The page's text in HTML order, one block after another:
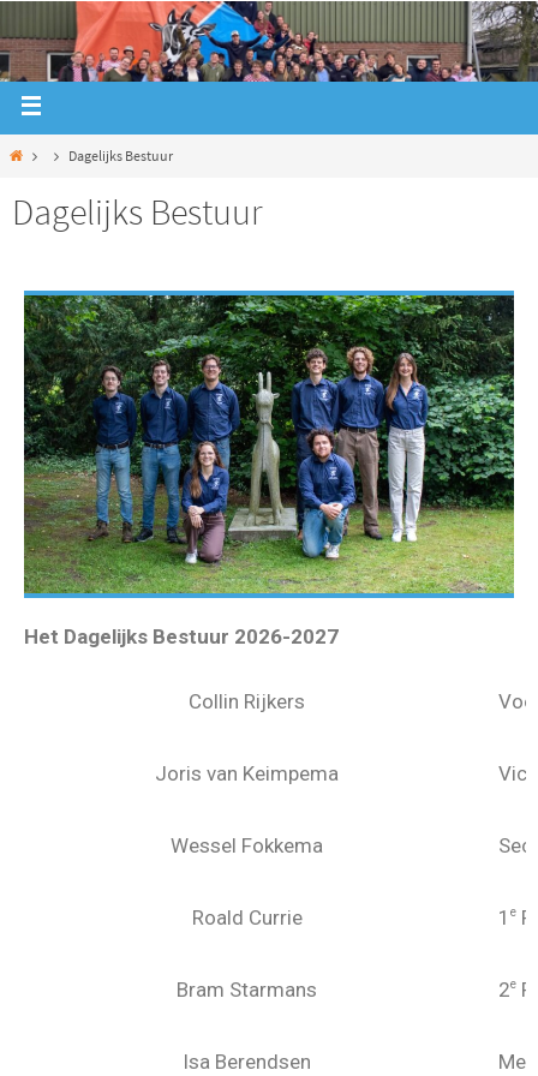
Dagelijks Bestuur
Dagelijks Bestuur
Het Dagelijks Bestuur 2026-2027
Collin Rijkers
Joris van Keimpema
Wessel Fokkema
Roald Currie 1 e
Bram Starmans 2e
Isa Berendsen